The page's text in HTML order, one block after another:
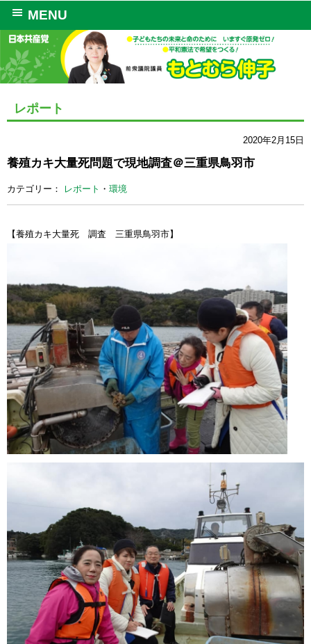
MENU
レポート
2020年2月15日
養殖カキ大量死問題で現地調査＠三重県鳥羽市
カテゴリー： レポート ・ 環境
【養殖カキ大量死 調査 三重県鳥羽市】